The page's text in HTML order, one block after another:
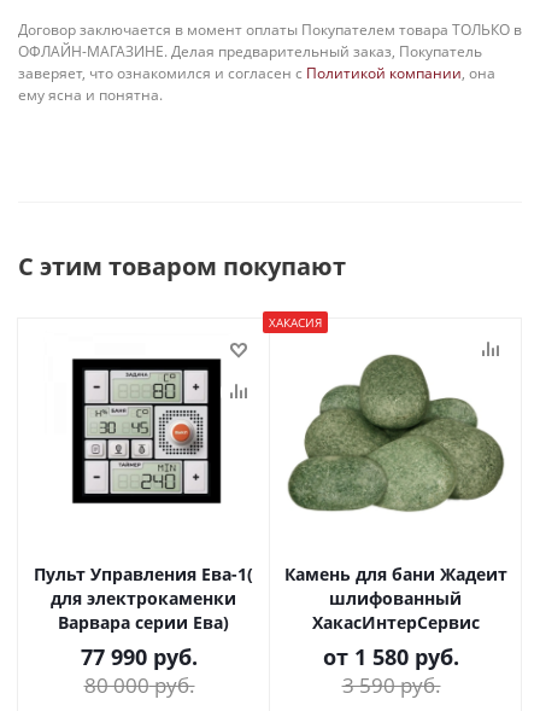
Договор заключается в момент оплаты Покупателем товара ТОЛЬКО в
ОФЛАЙН-МАГАЗИНЕ. Делая предварительный заказ, Покупатель
заверяет, что ознакомился и согласен с Политикой компании, она
ему ясна и понятна.
С этим товаром покупают
Пульт Управления Ева-1(
для электрокаменки
Варвара серии Ева)
77 990 руб.
80 000руб.
ХАКАСИЯ
Камень для бани Жадеит
шлифованный
ХакасИнтерСервис
от 1 580 руб.
3 590 руб.